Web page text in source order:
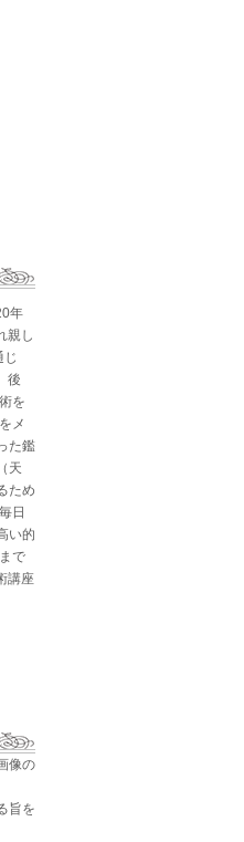
年
親し
じ
後
を
メ
た鑑
天
ため
日
い的
で
講座
像の
旨を